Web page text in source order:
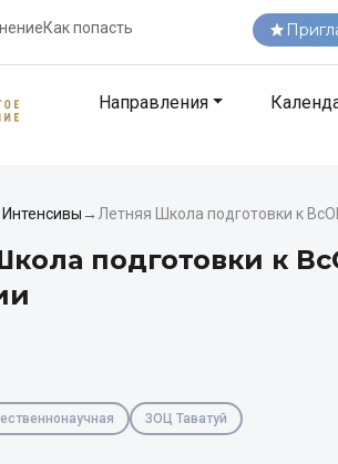
Как попасть
Направления
Интенсивы → Летняя Школа подготовки к
подготовки к
ЗОЦ Таватуй